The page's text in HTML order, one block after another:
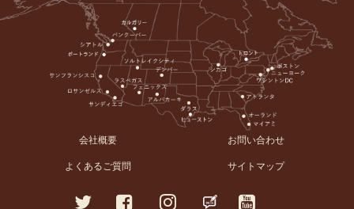
会社概要 お問い合わせ
よくあるご質問 サイトマップ